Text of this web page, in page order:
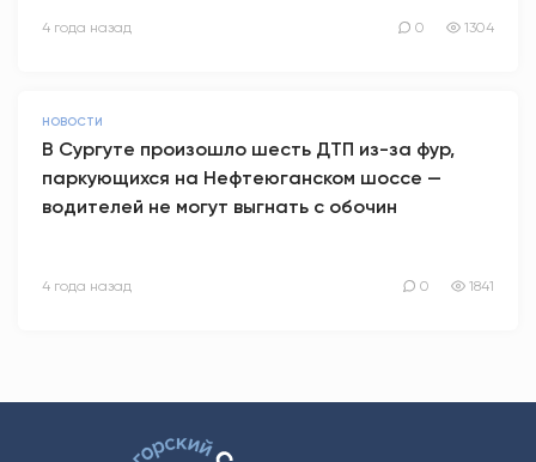
4 года назад 0 1304
НОВОСТИ
В Сургуте произошло шесть ДТП из-за фур,
паркующихся на Нефтеюганском шоссе —
водителей не могут выгнать с обочин
4 года назад 0 1841